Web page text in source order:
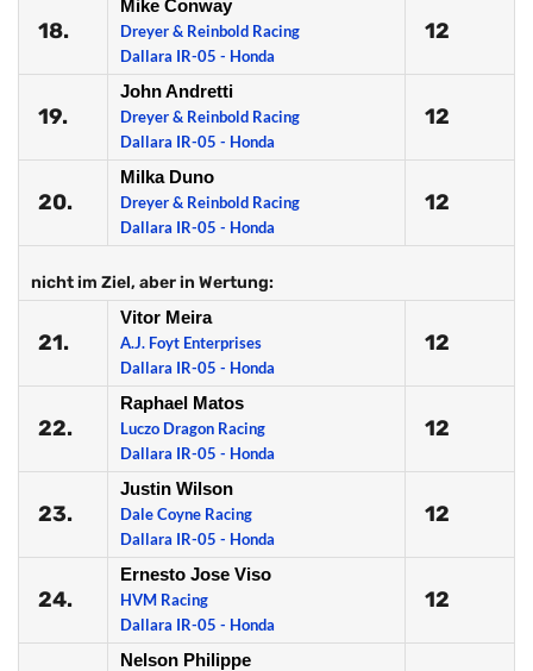
18.
Mike Conway
Dreyer & Reinbold Racing
Dallara IR-05 - Honda
12
19.
John Andretti
Dreyer & Reinbold Racing
Dallara IR-05 - Honda
12
20.
Milka Duno
Dreyer & Reinbold Racing
Dallara IR-05 - Honda
12
nicht im Ziel, aber in Wertung:
21.
Vitor Meira
A.J. Foyt Enterprises
Dallara IR-05 - Honda
12
22.
Raphael Matos
Luczo Dragon Racing
Dallara IR-05 - Honda
12
23.
Justin Wilson
Dale Coyne Racing
Dallara IR-05 - Honda
12
24.
Ernesto Jose Viso
HVM Racing
Dallara IR-05 - Honda
12
Nelson Philippe